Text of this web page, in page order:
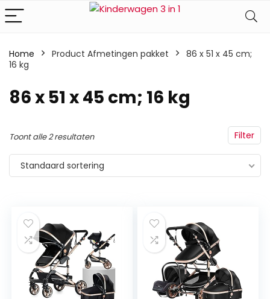
Home Product Afmetingen pakket
‎86 x 51 x 45 cm;
16 kg
‎86 x 51 x 45 cm; 16 kg
Filter
Toont alle 2 resultaten
Standaard sortering